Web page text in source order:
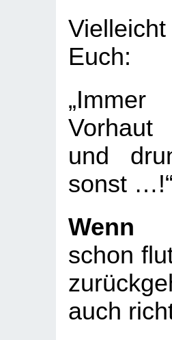
Euch:
Vorhaut
und
sonst
schon
auch